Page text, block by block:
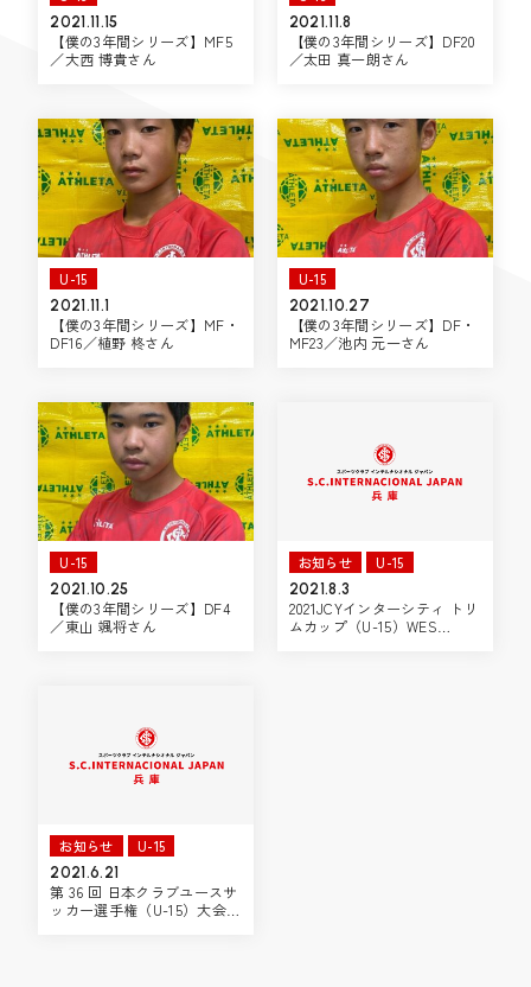
2021.11.15
【僕の3年間シリーズ】MF5
／大西 博貴さん
2021.11.8
【僕の3年間シリーズ】DF20
／太田 真一朗さん
U-15
2021.11.1
【僕の3年間シリーズ】MF・
DF16／植野 柊さん
U-15
2021.10.27
【僕の3年間シリーズ】DF・
MF23／池内 元一さん
U-15
2021.10.25
【僕の3年間シリーズ】DF4
／東山 颯将さん
お知らせ U-15
2021.8.3
2021JCYインターシティ トリ
ムカップ（U-15）WES…
お知らせ U-15
2021.6.21
第 36 回 日本クラブユースサ
ッカー選手権（U-15）大会…